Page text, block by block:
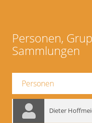
Personen,
Sammlungen
Personen
Dieter